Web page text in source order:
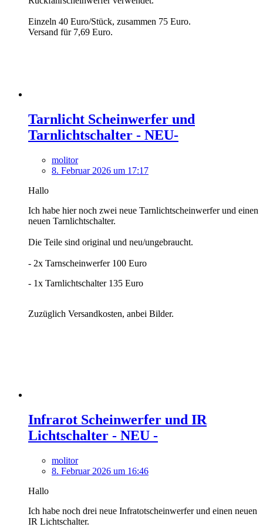
Einzeln 40 Euro/Stück, zusammen 75 Euro.
Versand für 7,69 Euro.
Tarnlicht Scheinwerfer und
Tarnlichtschalter - NEU-
molitor
8. Februar 2026 um 17:17
Hallo
Ich habe hier noch zwei neue Tarnlichtscheinwerfer und einen
neuen Tarnlichtschalter.
Die Teile sind original und neu/ungebraucht.
- 2x Tarnscheinwerfer 100 Euro
- 1x Tarnlichtschalter 135 Euro
Zuzüglich Versandkosten, anbei Bilder.
Infrarot Scheinwerfer und IR
Lichtschalter - NEU -
molitor
8. Februar 2026 um 16:46
Hallo
Ich habe noch drei neue Infratotscheinwerfer und einen neuen
IR Lichtschalter.